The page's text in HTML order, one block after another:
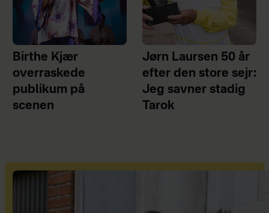
Birthe Kjær
overraskede
publikum på
scenen
Jørn Laursen 50 år
efter den store sejr:
Jeg savner stadig
Tarok